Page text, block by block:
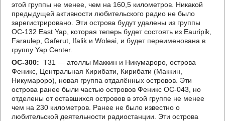
этой группы не менее, чем на 160,5 километров. Никакой
предыдущей активности любительского радио не было
зарегистрировано. Эти острова будут удалены из группы
OC-132 East Yap, которая теперь будет состоять из Eauripik,
Faraulep, Gaferut, Ifalik и Woleai, и будет переименована в
группу Yap Center.
OC-300: T31 — атоллы Маккин и Никумароро, острова
Феникс, Центральная Кирибати, Кирибати (Маккин,
Никумароро), новая группа отдалённых островов. Эти
острова ранее были частью островов Феникс OC-043, но
отделены от оставшихся островов в этой группе не менее
чем на 230 километров. Ранее не было известно о
любительской деятельности радиостанции. Эти острова